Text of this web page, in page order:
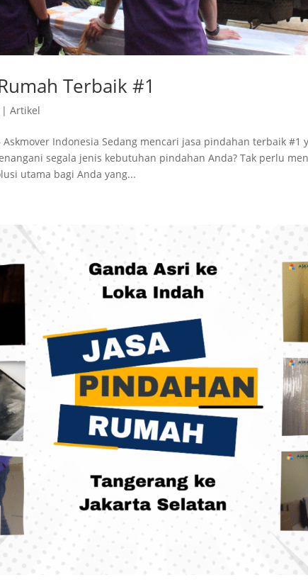
Terbaik #1
|Artikel
Askmover Indonesia Sedang mencari jasa pindahan terbaik #1
segala jenis kebutuhan pindahan Anda? Tak perlu
utama bagi Anda yang...